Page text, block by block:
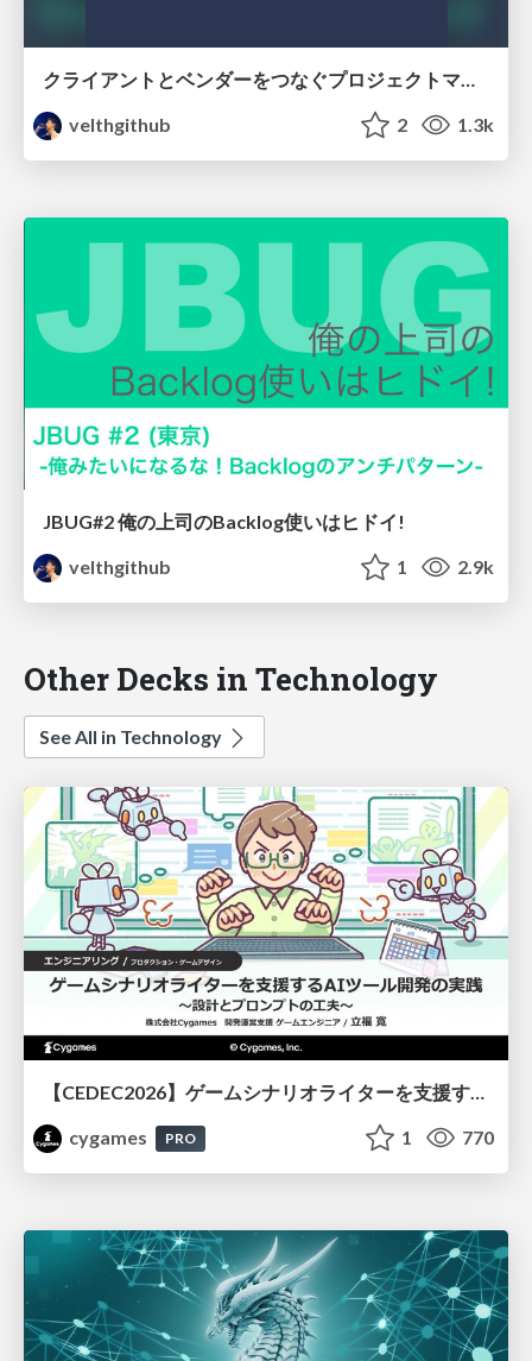
クライアントとベンダーをつなぐプロジェクトマネジメント
velthgithub
2 1.3k
JBUG#2 俺の上司のBacklog使いはヒドイ!
velthgithub
1 2.9k
Other Decks in Technology
See All in Technology
【CEDEC2026】ゲームシナリオライターを支援するAIツール開発の実践 ― 設計とプロンプトの工夫 ―
cygames
PRO 1 770